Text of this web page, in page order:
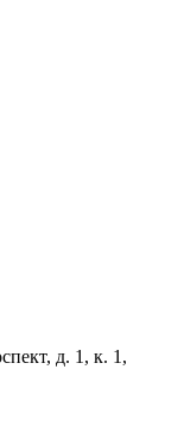
д. 1, к. 1,